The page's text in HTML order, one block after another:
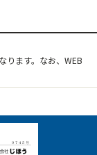
ります。なお、WEB